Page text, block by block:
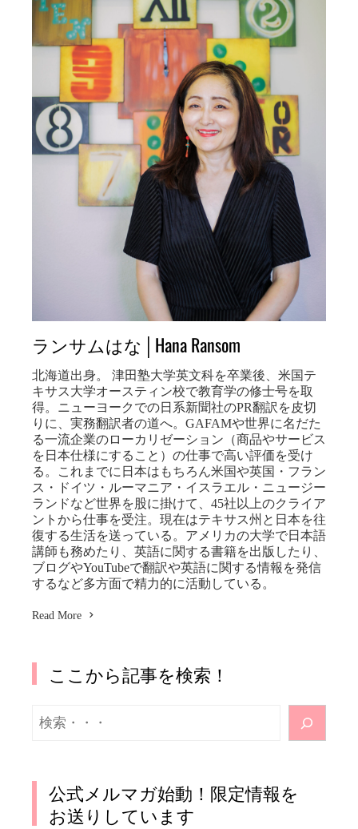
ランサムはな│Hana Ransom
北海道出身。 津田塾大学英文科を卒業後、米国テ
キサス大学オースティン校で教育学の修士号を取
得。ニューヨークでの日系新聞社のPR翻訳を皮切
りに、実務翻訳者の道へ。GAFAMや世界に名だた
る一流企業のローカリゼーション（商品やサービス
を日本仕様にすること）の仕事で高い評価を受け
る。これまでに日本はもちろん米国や英国・フラン
ス・ドイツ・ルーマニア・イスラエル・ニュージー
ランドなど世界を股に掛けて、45社以上のクライア
ントから仕事を受注。現在はテキサス州と日本を往
復する生活を送っている。アメリカの大学で日本語
講師も務めたり、英語に関する書籍を出版したり、
ブログやYouTubeで翻訳や英語に関する情報を発信
するなど多方面で精力的に活動している。
Read More
ここから記事を検索！
索
公式メルマガ始動！限定情報を
お送りしています